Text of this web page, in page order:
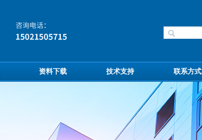
资料下载 技术支持 联系方式